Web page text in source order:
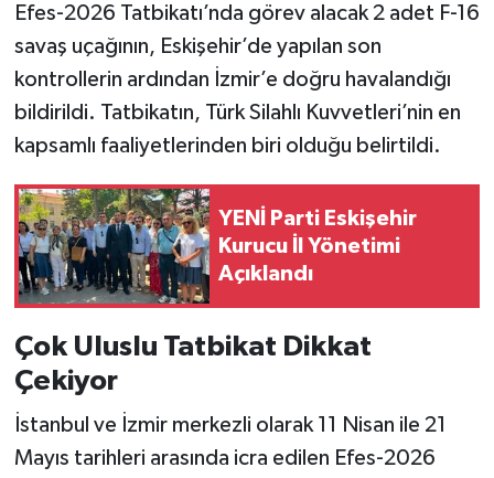
Efes-2026 Tatbikatı’nda görev alacak 2 adet F-16
savaş uçağının, Eskişehir’de yapılan son
kontrollerin ardından İzmir’e doğru havalandığı
bildirildi. Tatbikatın, Türk Silahlı Kuvvetleri’nin en
kapsamlı faaliyetlerinden biri olduğu belirtildi.
YENİ Parti Eskişehir
Kurucu İl Yönetimi
Açıklandı
Çok Uluslu Tatbikat Dikkat
Çekiyor
İstanbul ve İzmir merkezli olarak 11 Nisan ile 21
Mayıs tarihleri arasında icra edilen Efes-2026